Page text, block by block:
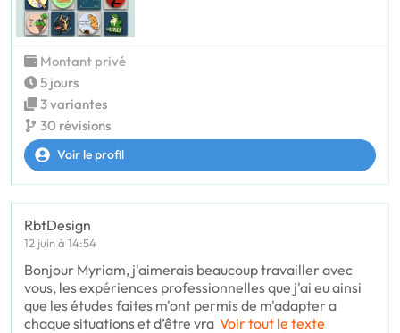
Montant privé
5 jours
3 variantes
30 révisions
Voir le profil
RbtDesign
12 juin à 14:54
Bonjour Myriam, j'aimerais beaucoup travailler avec
vous, les expériences professionnelles que j'ai eu ainsi
que les études faites m'ont permis de m'adapter a
chaque situations et d’être vra Voir tout le texte